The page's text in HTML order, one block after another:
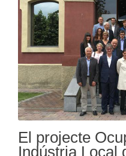
El projecte
Indústria Local